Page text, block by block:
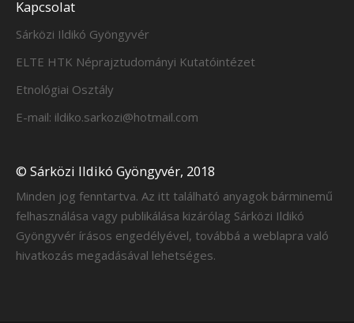
Kapcsolat
Sárközi Ildikó Gyöngyvér
ELTE HTK Néprajztudományi Kutatóintézet
Etnológiai Osztály
E-mail: ildiko.sarkozi@hotmail.com
© Sárközi Ildikó Gyöngyvér, 2018
Minden jog fenntartva. Az itt található anyagok bárminemű
felhasználása vagy publikálása kizárólag Sárközi Ildikó
Gyöngyvér írásos engedélyével, továbbá a weblapra való
hivatkozás megadásával lehetséges.